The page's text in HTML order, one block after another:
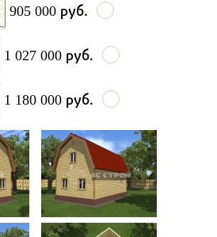
905 000 руб.
1 027 000 руб.
1 180 000 руб.